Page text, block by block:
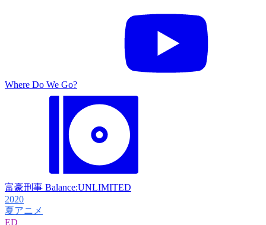
Where Do We Go?
富豪刑事 Balance:UNLIMITED
2020
夏アニメ
ED